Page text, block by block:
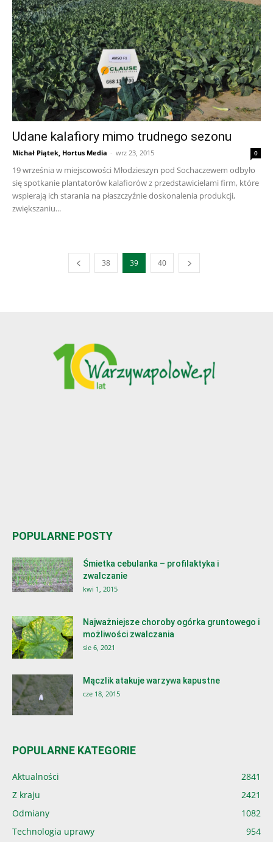
Udane kalafiory mimo trudnego sezonu
Michał Piątek, Hortus Media - wrz 23, 2015 0
19 września w miejscowości Młodzieszyn pod Sochaczewem odbyło
się spotkanie plantatorów kalafiorów z przedstawicielami firm, które
wspierają ich starania na płaszczyźnie doskonalenia produkcji,
zwiększaniu...
38 39 40
POPULARNE POSTY
Śmietka cebulanka – profilaktyka i
zwalczanie
kwi 1, 2015
Najważniejsze choroby ogórka gruntowego i
możliwości zwalczania
sie 6, 2021
Mączlik atakuje warzywa kapustne
cze 18, 2015
POPULARNE KATEGORIE
Aktualności
2841
Z kraju
2421
Odmiany
1082
Technologia uprawy
954